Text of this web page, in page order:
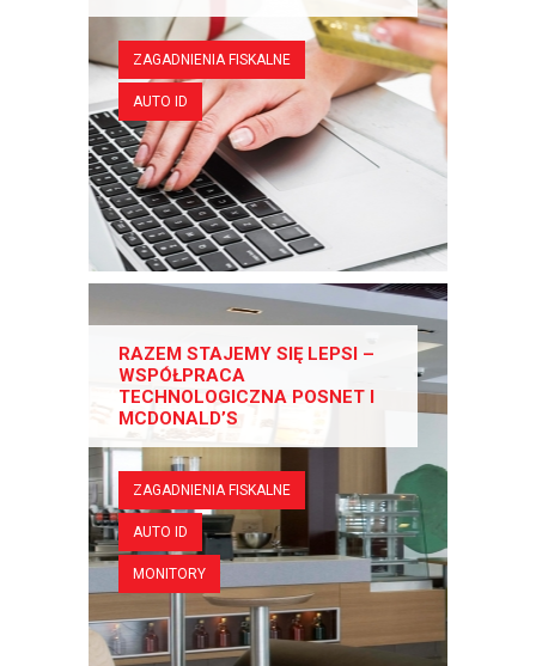
ZAGADNIENIA FISKALNE
AUTO ID
RAZEM STAJEMY SIĘ LEPSI –
WSPÓŁPRACA
TECHNOLOGICZNA POSNET I
MCDONALD’S
ZAGADNIENIA FISKALNE
AUTO ID
MONITORY